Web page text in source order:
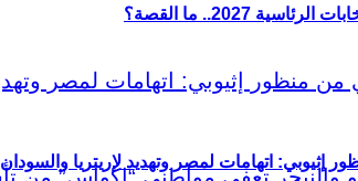
2027.. ما القصة؟
اتهامات لمصر وتهديد لإريتريا والسودان